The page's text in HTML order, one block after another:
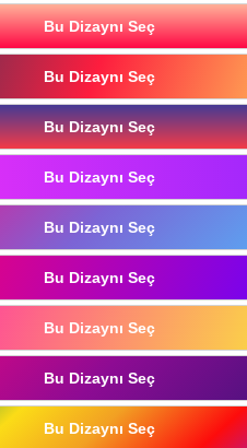
Bu Dizaynı Seç
Bu Dizaynı Seç
Bu Dizaynı Seç
Bu Dizaynı Seç
Bu Dizaynı Seç
Bu Dizaynı Seç
Bu Dizaynı Seç
Bu Dizaynı Seç
Bu Dizaynı Seç